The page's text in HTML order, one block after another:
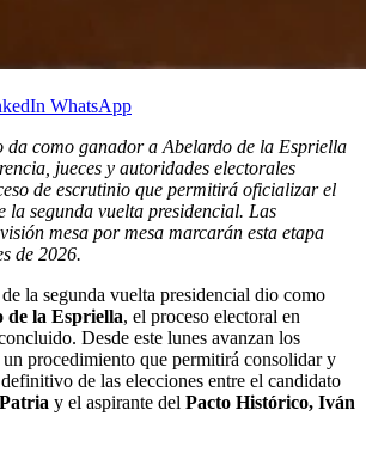
WhatsApp
da como ganador a Abelardo de la Espriella
jueces y autoridades electorales
de escrutinio que permitirá oficializar el
la segunda vuelta presidencial. Las
mesa por mesa marcarán esta etapa
de 2026.
la segunda vuelta presidencial dio como
de la Espriella, el proceso electoral en
Desde este lunes avanzan los
un procedimiento que permitirá consolidar y
de las elecciones entre el candidato
y el aspirante del Pacto Histórico, Iván